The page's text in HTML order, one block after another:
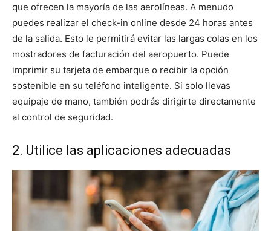
que ofrecen la mayoría de las aerolíneas. A menudo
puedes realizar el check-in online desde 24 horas antes
de la salida. Esto le permitirá evitar las largas colas en los
mostradores de facturación del aeropuerto. Puede
imprimir su tarjeta de embarque o recibir la opción
sostenible en su teléfono inteligente. Si solo llevas
equipaje de mano, también podrás dirigirte directamente
al control de seguridad.
2. Utilice las aplicaciones adecuadas